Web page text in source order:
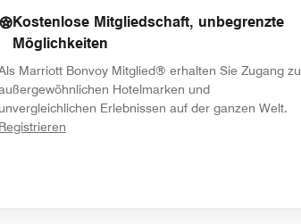
Kostenlose Mitgliedschaft, unbegrenzte
Möglichkeiten
Marriott Bonvoy Mitglied® erhalten Sie Zugang zu
Hotelmarken und
unvergleichlichen Erlebnissen auf der ganzen Welt.
Registrieren